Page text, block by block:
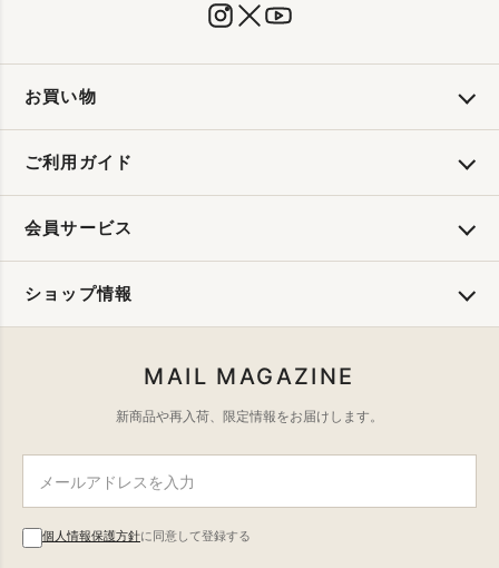
お買い物
ご利用ガイド
会員サービス
ショップ情報
MAIL MAGAZINE
新商品や再入荷、限定情報をお届けします。
個人情報保護方針に同意して登録する